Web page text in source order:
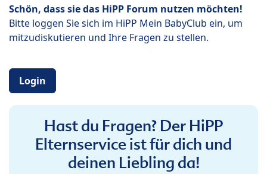
Schön, dass sie das HiPP Forum nutzen möchten!
Bitte loggen Sie sich im HiPP Mein BabyClub ein, um
mitzudiskutieren und Ihre Fragen zu stellen.
Login
Hast du Fragen? Der HiPP
Elternservice ist für dich und
deinen Liebling da!